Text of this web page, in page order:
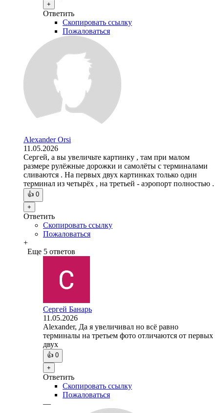
+
Ответить
Скопировать ссылку
Пожаловаться
Alexander Orsi
11.05.2026
Сергей, а вы увеличьте картинку , там при малом
размере рулёжные дорожки и самолёты с терминалами
сливаются . На первых двух картинках только один
терминал из четырёх , на третьей - аэропорт полностью .
👍 0
+
Ответить
Скопировать ссылку
Пожаловаться
+
Еще 5 ответов
Сергей Банарь
11.05.2026
Alexander, Да я увеличивал но всё равно
терминалы на третьем фото отличаются от первых
двух
👍 0
+
Ответить
Скопировать ссылку
Пожаловаться
—